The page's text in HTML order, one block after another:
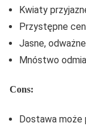
Kwiaty
Przystępne
Jasne,
Mnóstwo
Cons:
Dostawa może